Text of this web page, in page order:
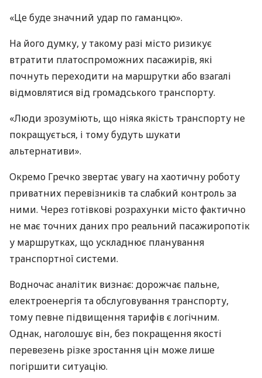
«Це буде значний удар по гаманцю».
На його думку, у такому разі місто ризикує
втратити платоспроможних пасажирів, які
почнуть переходити на маршрутки або взагалі
відмовлятися від громадського транспорту.
«Люди зрозуміють, що ніяка якість транспорту не
покращується, і тому будуть шукати
альтернативи».
Окремо Гречко звертає увагу на хаотичну роботу
приватних перевізників та слабкий контроль за
ними. Через готівкові розрахунки місто фактично
не має точних даних про реальний пасажиропотік
у маршрутках, що ускладнює планування
транспортної системи.
Водночас аналітик визнає: дорожчає пальне,
електроенергія та обслуговування транспорту,
тому певне підвищення тарифів є логічним.
Однак, наголошує він, без покращення якості
перевезень різке зростання цін може лише
погіршити ситуацію.